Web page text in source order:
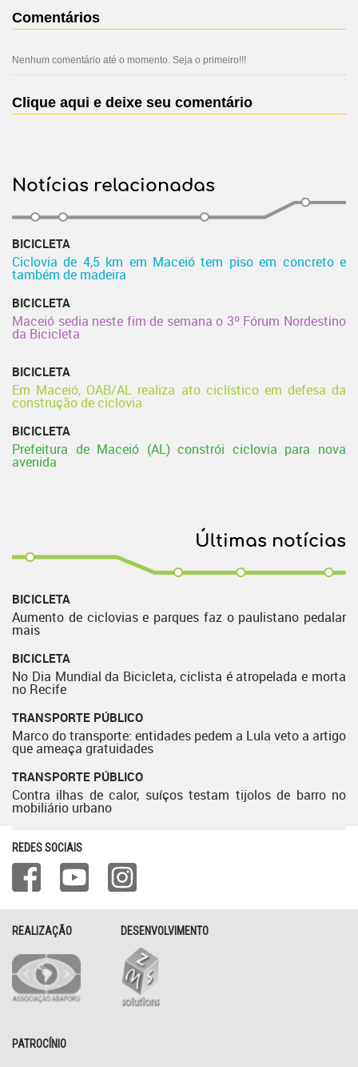
Comentários
Nenhum comentário até o momento. Seja o primeiro!!!
Clique aqui e deixe seu comentário
Notícias relacionadas
BICICLETA
Ciclovia de 4,5 km em Maceió tem piso em concreto e
também de madeira
BICICLETA
Maceió sedia neste fim de semana o 3º Fórum Nordestino
da Bicicleta
BICICLETA
Em Maceió, OAB/AL realiza ato ciclístico em defesa da
construção de ciclovia
BICICLETA
Prefeitura de Maceió (AL) constrói ciclovia para nova
avenida
Últimas notícias
BICICLETA
Aumento de ciclovias e parques faz o paulistano pedalar
mais
BICICLETA
No Dia Mundial da Bicicleta, ciclista é atropelada e morta
no Recife
TRANSPORTE PÚBLICO
Marco do transporte: entidades pedem a Lula veto a artigo
que ameaça gratuidades
TRANSPORTE PÚBLICO
Contra ilhas de calor, suíços testam tijolos de barro no
mobiliário urbano
REDES SOCIAIS
REALIZAÇÃO DESENVOLVIMENTO
PATROCÍNIO